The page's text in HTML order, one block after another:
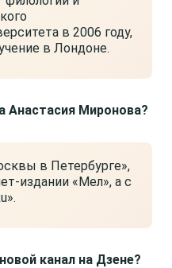
в 2006 году,
в Лондоне.
Анастасия Миронова?
в Петербурге»,
издании «Мел», а с
канал на Дзене?